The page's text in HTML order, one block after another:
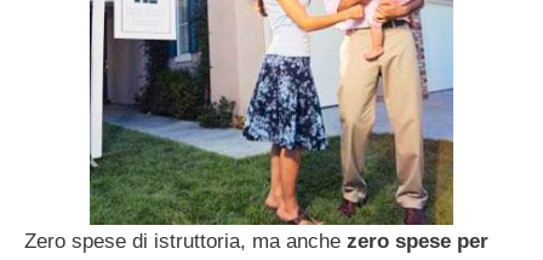
Zero spese di istruttoria, ma anche zero spese per